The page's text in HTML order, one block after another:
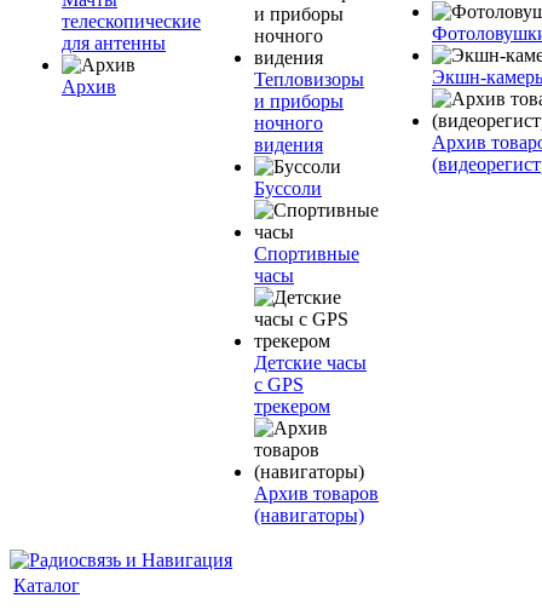
телескопические
для антенны
Архив
Тепловизоры
и приборы
ночного
видения
Буссоли
Спортивные
часы
Детские часы
с GPS
трекером
Архив товаров
(навигаторы)
Экшн-
Архив
Каталог